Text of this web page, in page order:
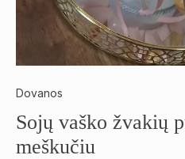
Dovanos
Sojų vaško žvakių
meškučiu